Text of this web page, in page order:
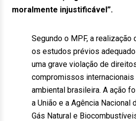
moralmente injustificável”.
Segundo o MPF, a realização
os estudos prévios
uma grave violação de
compromissos
ambiental brasileira. A ação
a União e a Agência Nacional
Gás Natural e